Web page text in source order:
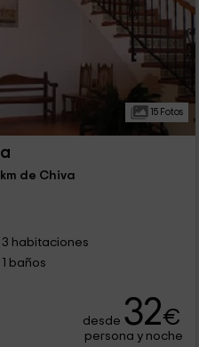
15 Fotos
de Chiva
3 habitaciones
1 baños
desde 32€
persona y noche